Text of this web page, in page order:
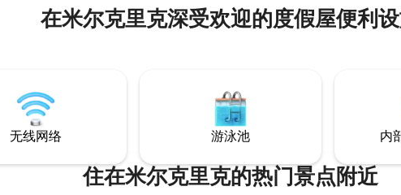
程，距离市中心10分钟车程，距离公园、
咖啡馆、瑜伽工作室和图书馆仅几步之
等。
店、Millcreek City Center和
Park。 距离盐湖城市中心15分
在米尔克里克深受欢迎的度假屋便利
无线网络 游泳池 内
住在米尔克里克的热门景点附近